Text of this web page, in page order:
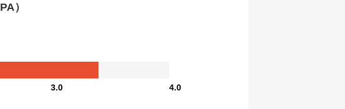
）
3.0 4.0